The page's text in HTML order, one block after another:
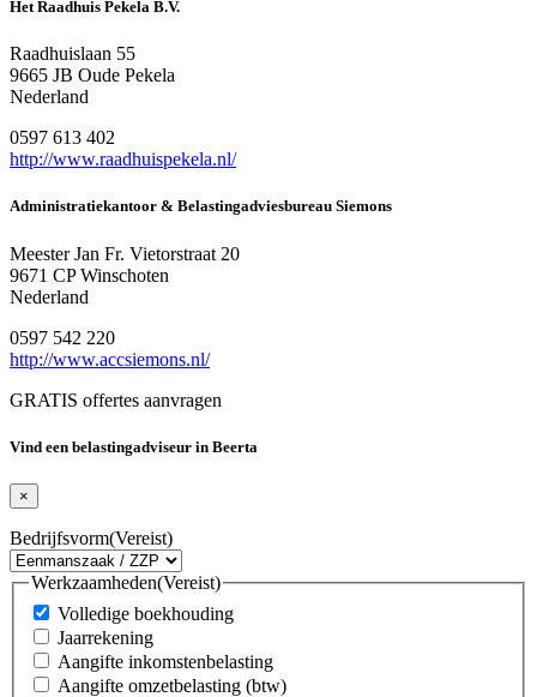
Het Raadhuis Pekela B.V.
Raadhuislaan 55
9665 JB Oude Pekela
Nederland
0597 613 402
http://www.raadhuispekela.nl/
Administratiekantoor & Belastingadviesbureau Siemons
Meester Jan Fr. Vietorstraat 20
9671 CP Winschoten
Nederland
0597 542 220
http://www.accsiemons.nl/
GRATIS offertes aanvragen
Vind een belastingadviseur in Beerta
×
Bedrijfsvorm(Vereist)
Werkzaamheden(Vereist)
Volledige boekhouding
Jaarrekening
Aangifte inkomstenbelasting
Aangifte omzetbelasting (btw)